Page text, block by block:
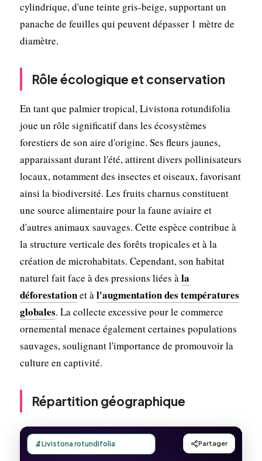
cylindrique, d'une teinte gris-beige, supportant un
panache de feuilles qui peuvent dépasser 1 mètre de
diamètre.
Rôle écologique et conservation
En tant que palmier tropical, Livistona rotundifolia
joue un rôle significatif dans les écosystèmes
forestiers de son aire d'origine. Ses fleurs jaunes,
apparaissant durant l'été, attirent divers pollinisateurs
locaux, notamment des insectes et oiseaux, favorisant
ainsi la biodiversité. Les fruits charnus constituent
une source alimentaire pour la faune aviaire et
d'autres animaux sauvages. Cette espèce contribue à
la structure verticale des forêts tropicales et à la
création de microhabitats. Cependant, son habitat
naturel fait face à des pressions liées àla
déforestationet àl'augmentation des températures
globales. La collecte excessive pour le commerce
ornemental menace également certaines populations
sauvages, soulignant l'importance de promouvoir la
culture en captivité.
Répartition géographique